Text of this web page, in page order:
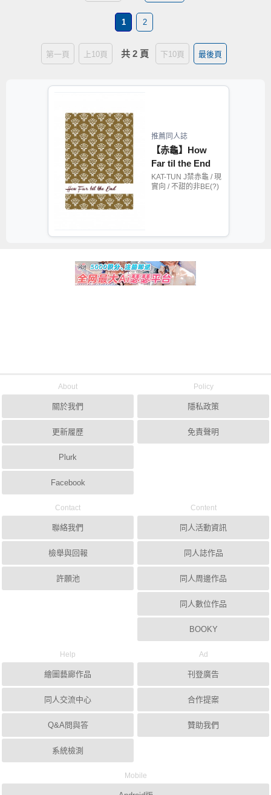
1 2
第一頁 上10頁 共 2 頁 下10頁 最後頁
推薦同人誌
【赤龜】How
Far til the End
KAT-TUN J禁赤龜 / 現
實向 / 不甜的非BE(?)
About
關於我們
更新履歷
Plurk
Facebook
Policy
隱私政策
免責聲明
Contact
聯絡我們
檢舉與回報
許願池
Content
同人活動資訊
同人誌作品
同人周邊作品
同人數位作品
BOOKY
Help
繪圖藝廊作品
同人交流中心
Q&A問與答
系統檢測
Ad
刊登廣告
合作提案
贊助我們
Mobile